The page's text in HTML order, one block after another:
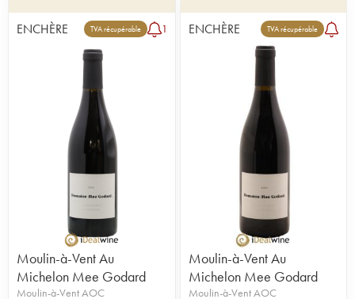
ENCHÈRE TVA récupérable 1
Moulin-à-Vent Au
Michelon Mee Godard
Moulin-à-Vent AOC
ENCHÈRE TVA récupérable
Moulin-à-Vent Au
Michelon Mee Godard
Moulin-à-Vent AOC